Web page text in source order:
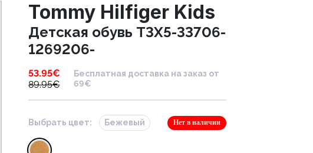
Tommy Hilfiger Kids
Детская обувь T3X5-33706-
1269206-
53.95€
89.95€
Бесплатная доставка на заказ от
69€
Выбрать цвет: Бежевый Нет в наличии